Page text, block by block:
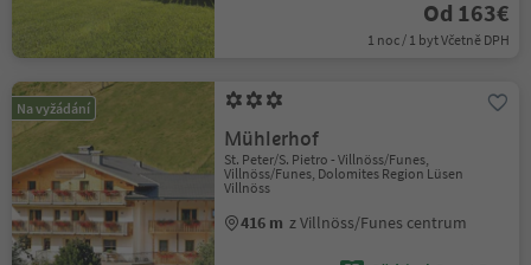
Od 163€
1 noc / 1 byt Včetně DPH
Na vyžádání
Mühlerhof
St. Peter/S. Pietro - Villnöss/Funes,
Villnöss/Funes, Dolomites Region Lüsen
Villnöss
416 m z Villnöss/Funes centrum